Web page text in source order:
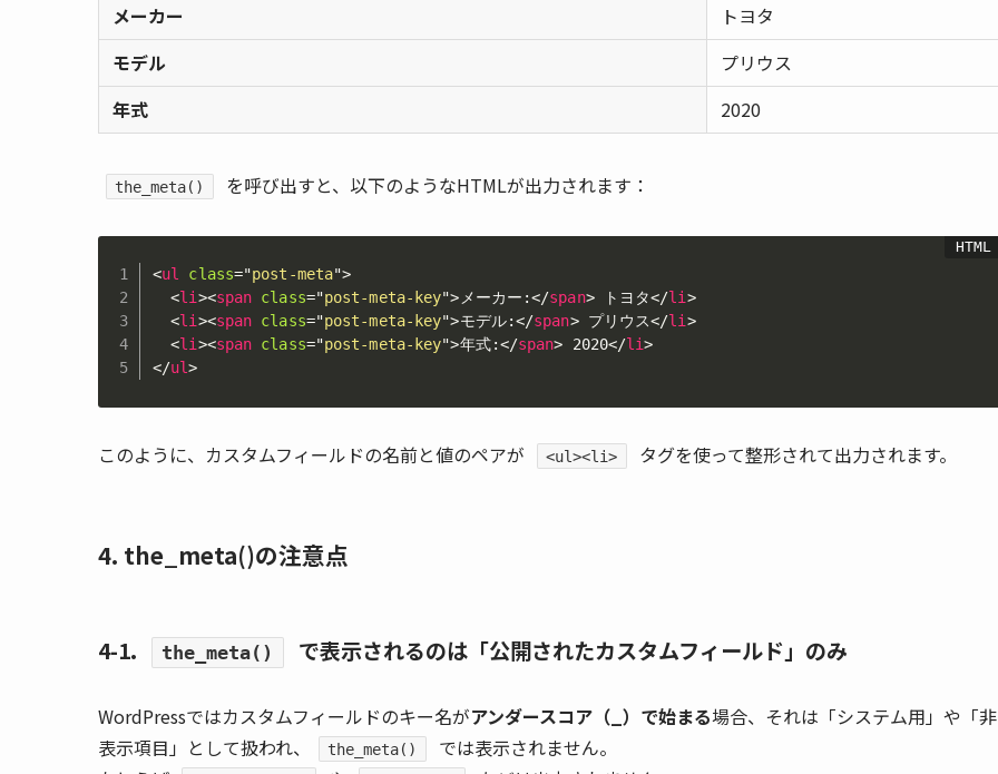
メーカー
トヨタ
モデル
プリウス
年式
2020
the_meta() を呼び出すと、以下のようなHTMLが出力されます：
<ul class="post-meta">
<li><span class="post-meta-key">メーカー:</span> トヨタ</li>
<li><span class="post-meta-key">モデル:</span> プリウス</li>
<li><span class="post-meta-key">年式:</span> 2020</li>
</ul>
このように、カスタムフィールドの名前と値のペアが <ul><li> タグを使って整形されて出力されます。
4. the_meta()の注意点
4-1. the_meta() で表示されるのは「公開されたカスタムフィールド」のみ
WordPressではカスタムフィールドのキー名がアンダースコア（_）で始まる場合、それは「システム用」や「非
表示項目」として扱われ、
the_meta()
では表示されません。